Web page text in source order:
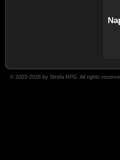
© 2003-2026 by Strefa RPG. All rights